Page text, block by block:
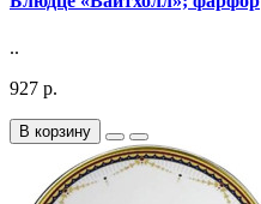
..
927 р.
В корзину